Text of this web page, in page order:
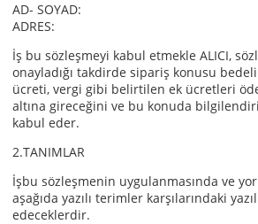
AD- SOYAD:
ADRES:
İş bu sözleşmeyi kabul etmekle ALICI,
onayladığı takdirde sipariş konusu
ücreti, vergi gibi belirtilen ek ücretleri
altına gireceğini ve bu konuda
kabul eder.
2.TANIMLAR
İşbu sözleşmenin uygulanmasında ve
aşağıda yazılı terimler karşılarındaki
edeceklerdir.